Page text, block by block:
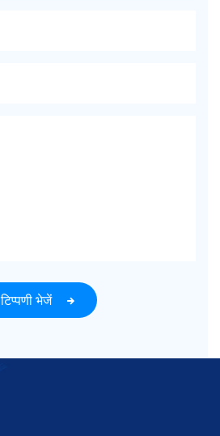
टिप्पणी भेजें